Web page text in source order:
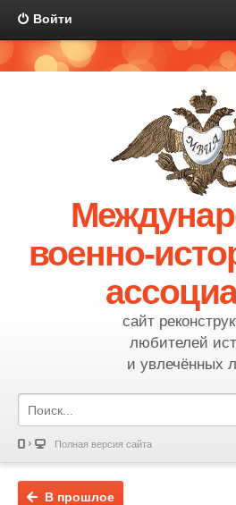
Войти
военно-
сайт
любителей
и увлечённых
Полная версия сайта
В прошлое